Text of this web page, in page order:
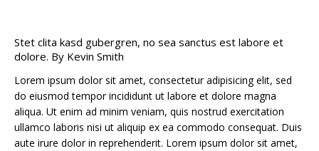
Stet clita kasd gubergren, no sea sanctus est labore et
dolore. By Kevin Smith
Lorem ipsum dolor sit amet, consectetur adipisicing elit, sed
do eiusmod tempor incididunt ut labore et dolore magna
aliqua. Ut enim ad minim veniam, quis nostrud exercitation
ullamco laboris nisi ut aliquip ex ea commodo consequat. Duis
aute irure dolor in reprehenderit. Lorem ipsum dolor sit amet,